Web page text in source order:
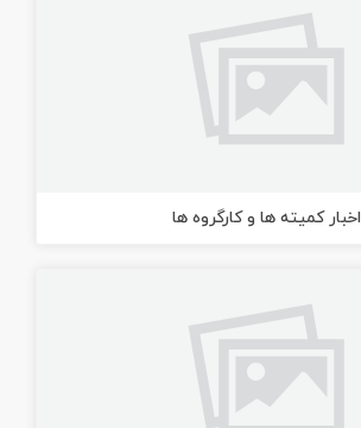
اخبار كمیته ها و كارگروه ها